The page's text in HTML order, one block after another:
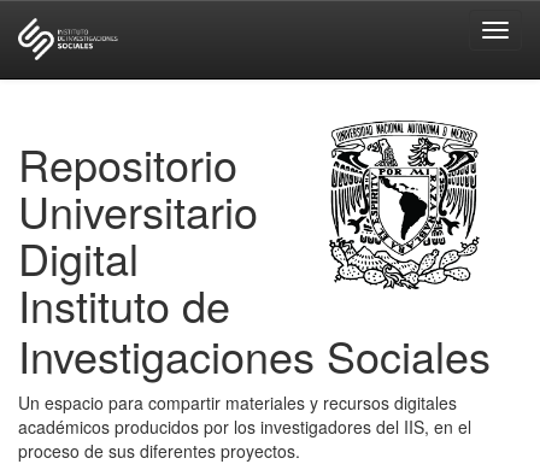
Repositorio
Universitario
Digital
Instituto de
Investigaciones Sociales
Un espacio para compartir materiales y recursos digitales
académicos producidos por los investigadores del IIS, en el
proceso de sus diferentes proyectos.